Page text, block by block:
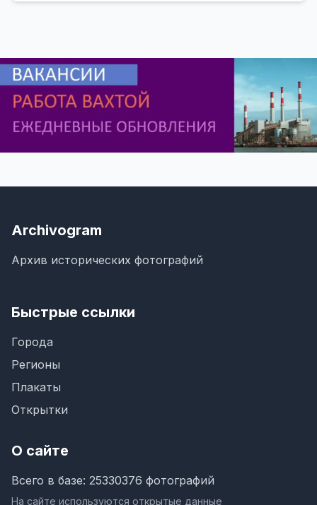
Archivogram
Архив исторических фотографий
Быстрые ссылки
Города
Регионы
Плакаты
Открытки
О сайте
Всего в базе: 25330376 фотографий
На сайте используются открытые данные